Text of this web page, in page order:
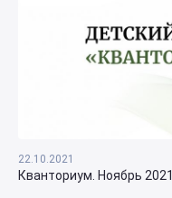
22.10.2021
Кванториум. Ноябрь 2021